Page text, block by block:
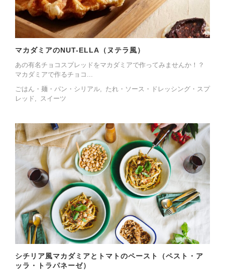
マカダミアのNUT-ELLA（ヌテラ風）
あの有名チョコスプレッドをマカダミアで作ってみませんか！？
マカダミアで作るチョコ...
ごはん・麺・パン・シリアル
たれ・ソース・ドレッシング・スプ
レッド
スイーツ
シチリア風マカダミアとトマトのペースト（ペスト・ア
ッラ・トラパネーゼ）